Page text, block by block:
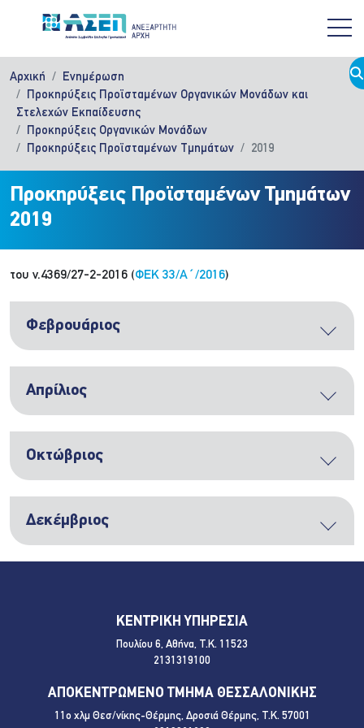
Αρχική
Ενημέρωση
Προκηρύξεις Προϊσταμένων Οργανικών Μονάδων και
Στελεχών Εκπαίδευσης
Προκηρύξεις Οργανικών Μονάδων
Προκηρύξεις Προϊσταμένων Τμημάτων
2019
Προκηρύξεις Προϊσταμένων Τμημάτων
2019
του ν.4369/27-2-2016 (ΦΕΚ 33/Α΄/2016)
Φεβρουάριος
Απρίλιος
Οκτώβριος
Δεκέμβριος
ΚΕΝΤΡΙΚΗ ΥΠΗΡΕΣΙΑ
Πουλίου 6, Αθήνα, Τ.Κ. 11523
2131319100
ΑΠΟΚΕΝΤΡΩΜΕΝΟ ΤΜΗΜΑ ΘΕΣΣΑΛΟΝΙΚΗΣ
11ο χλμ Θεσ/νίκης-Θέρμης, Δροσιά Θέρμης, Τ.Κ. 57001